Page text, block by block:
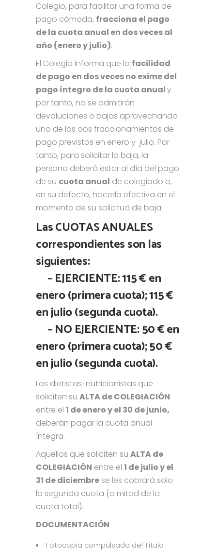
Colegio, para facilitar una forma de
pago cómoda, fracciona el pago
de la cuota anual en dos veces al
año (enero y julio).
El Colegio informa que la facilidad
de pago en dos veces no exime del
pago íntegro de la cuota anualy
por tanto, no se admitirán
devoluciones o bajas aprovechando
uno de los dos fraccionamientos de
pago previstos en enero y julio. Por
tanto, para solicitar la baja, la
persona deberá estar al día del pago
de su cuota anual de colegiado o,
en su defecto, hacerla efectiva en el
momento de su solicitud de baja.
Las CUOTAS ANUALES
correspondientes son las
siguientes:
– EJERCIENTE: 115 € en
enero (primera cuota); 115 €
en julio (segunda cuota).
– NO EJERCIENTE: 50 € en
enero (primera cuota); 50 €
en julio (segunda cuota).
Los dietistas-nutricionistas que
soliciten su ALTA de COLEGIACIÓN
entre el 1 de enero y el 30 de junio,
deberán pagar la cuota anual
íntegra.
Aquellos que soliciten su ALTA de
COLEGIACIÓN entre el 1 de julio y el
31 de diciembre se les cobrará solo
la segunda cuota (o mitad de la
cuota total).
DOCUMENTACIÓN
Fotocopia compulsada del Título